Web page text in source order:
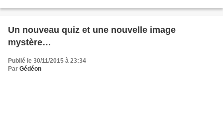
Un nouveau quiz et une nouvelle image
mystère…
Publié le 30/11/2015 à 23:34
Par Gédéon